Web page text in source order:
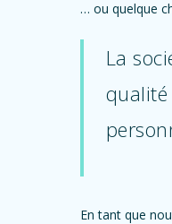
… ou quelque
La
qualité
En tant que